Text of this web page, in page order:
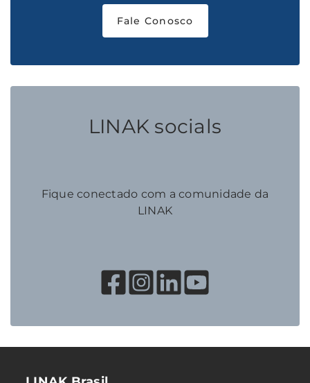
Fale Conosco
LINAK socials
Fique conectado com a comunidade da
LINAK